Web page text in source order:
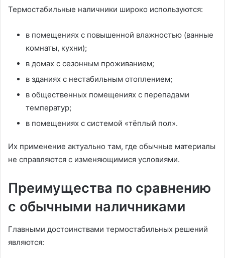
Термостабильные наличники широко используются:
в помещениях с повышенной влажностью (ванные
комнаты, кухни);
в домах с сезонным проживанием;
в зданиях с нестабильным отоплением;
в общественных помещениях с перепадами
температур;
в помещениях с системой «тёплый пол».
Их применение актуально там, где обычные материалы
не справляются с изменяющимися условиями.
Преимущества по сравнению
с обычными наличниками
Главными достоинствами термостабильных решений
являются: